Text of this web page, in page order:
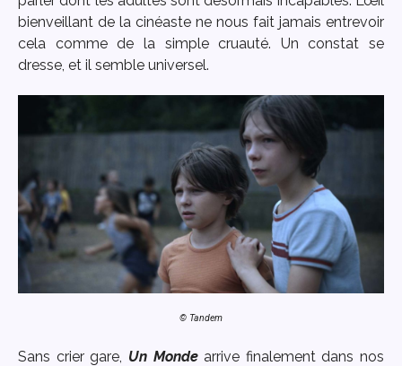
bienveillant de la cinéaste ne nous fait jamais entrevoir
cela comme de la simple cruauté. Un constat se
dresse, et il semble universel.
© Tandem
Sans crier gare, Un Mondearrive finalement dans nos